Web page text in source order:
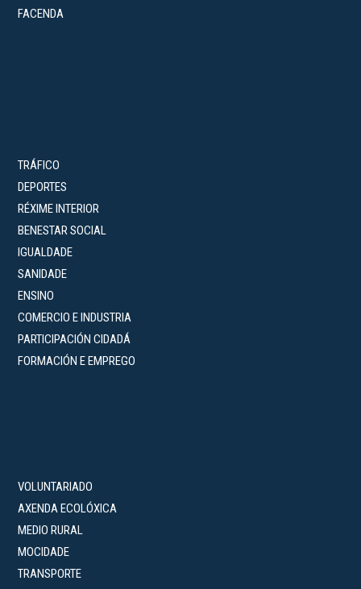
FACENDA
TRÁFICO
DEPORTES
RÉXIME INTERIOR
BENESTAR SOCIAL
IGUALDADE
SANIDADE
ENSINO
COMERCIO E INDUSTRIA
PARTICIPACIÓN CIDADÁ
FORMACIÓN E EMPREGO
VOLUNTARIADO
AXENDA ECOLÓXICA
MEDIO RURAL
MOCIDADE
TRANSPORTE